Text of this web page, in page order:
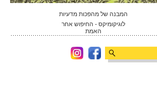
המבנה של מהפכות מדעיות
לוגיקומיקס - החיפוש אחר
האמת